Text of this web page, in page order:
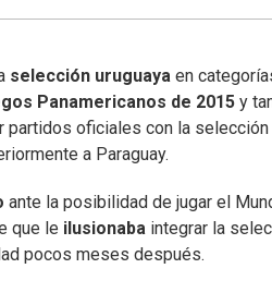
selección uruguaya en
Panamericanos de 2015 y
partidos oficiales con la
a Paraguay.
ante la posibilidad de jugar el
que le ilusionaba integrar la
pocos meses después.